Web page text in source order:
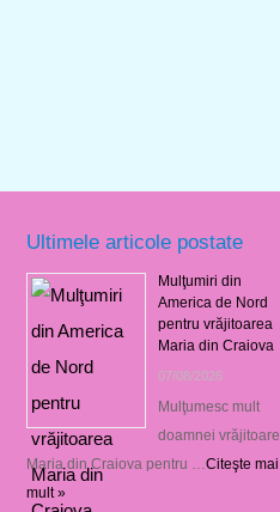
Ultimele articole postate
Mulţumiri din
America de Nord
pentru vrăjitoarea
Maria din Craiova
07/08/2026
Mulţumesc mult
doamnei vrăjitoare
Maria din Craiova pentru … Citeşte mai
mult »